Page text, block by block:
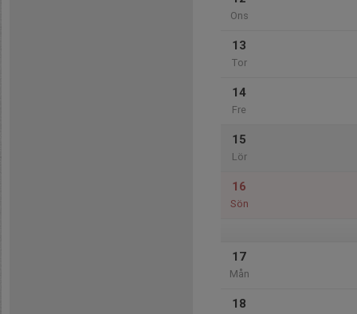
Ons
13
Tor
14
Fre
15
Lör
16
Sön
17
Mån
18